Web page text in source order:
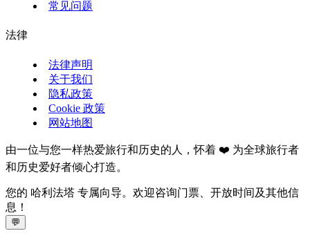
常见问题
法律
法律声明
关于我们
隐私政策
Cookie 政策
网站地图
由一位与您一样热爱旅行和历史的人，怀着 ❤️ 为全球旅行者
和历史爱好者倾心打造。
您的 哈利法塔 专属向导。欢迎咨询门票、开放时间及其他信
息！
💬